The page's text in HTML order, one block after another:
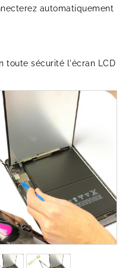
automatiquement
toute sécurité l'écran LCD